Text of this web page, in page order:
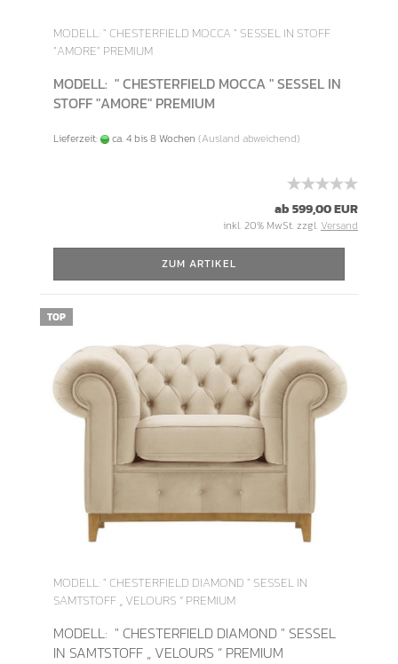
MODELL: " CHESTERFIELD MOCCA " SESSEL IN STOFF
"AMORE" PREMIUM
MODELL: " CHESTERFIELD MOCCA " SESSEL IN
STOFF "AMORE" PREMIUM
Lieferzeit: ca. 4 bis 8 Wochen (Ausland abweichend)
ab 599,00 EUR
inkl. 20% MwSt. zzgl. Versand
ZUM ARTIKEL
TOP
MODELL: " CHESTERFIELD DIAMOND " SESSEL IN
SAMTSTOFF „ VELOURS “ PREMIUM
MODELL: " CHESTERFIELD DIAMOND " SESSEL
IN SAMTSTOFF „ VELOURS “ PREMIUM